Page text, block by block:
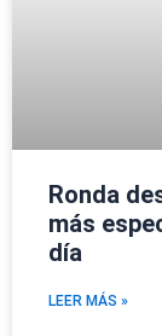
Ronda
más
día
LEER MÁS »